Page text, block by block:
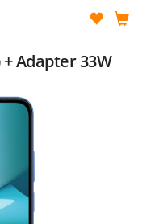
+ Adapter 33W